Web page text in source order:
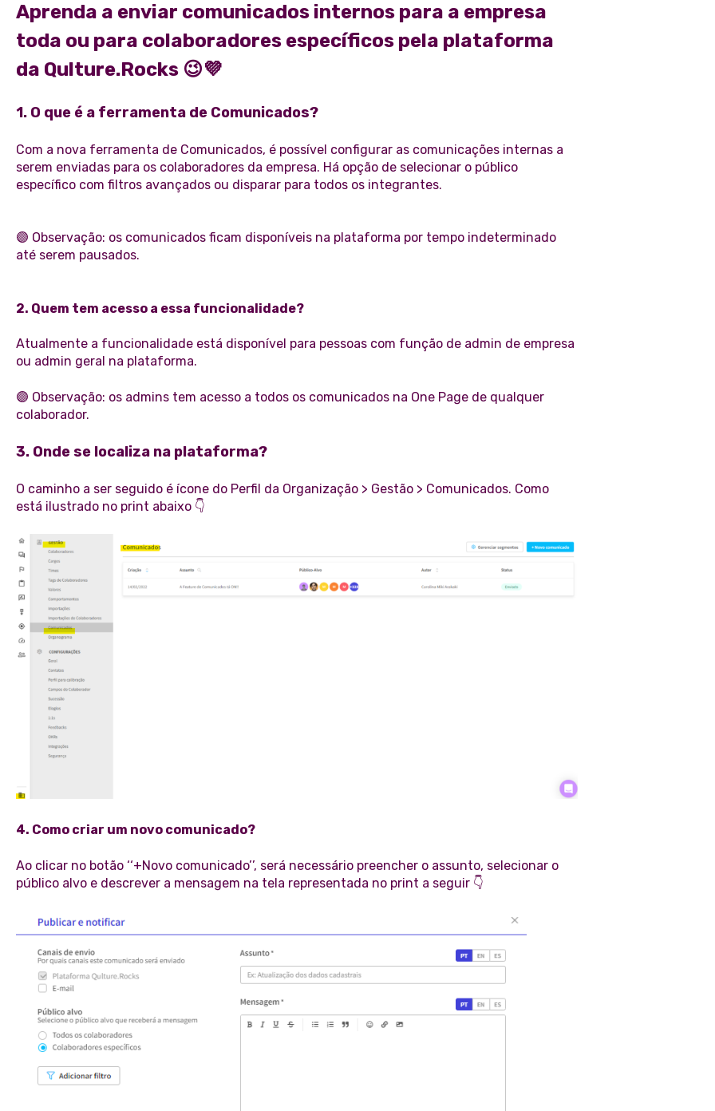
Aprenda a enviar comunicados internos para a empresa
toda ou para colaboradores específicos pela plataforma
da Qulture.Rocks 😉💜
1. O que é a ferramenta de Comunicados?
Com a nova ferramenta de Comunicados, é possível configurar as comunicações internas a
serem enviadas para os colaboradores da empresa. Há opção de selecionar o público
específico com filtros avançados ou disparar para todos os integrantes.
🟣 Observação: os comunicados ficam disponíveis na plataforma por tempo indeterminado
até serem pausados.
2. Quem tem acesso a essa funcionalidade?
Atualmente a funcionalidade está disponível para pessoas com função de admin de empresa
ou admin geral na plataforma.
🟣 Observação: os admins tem acesso a todos os comunicados na One Page de qualquer
colaborador.
3. Onde se localiza na plataforma?
O caminho a ser seguido é ícone do Perfil da Organização > Gestão > Comunicados. Como
está ilustrado no print abaixo 👇
4. Como criar um novo comunicado?
Ao clicar no botão ‘‘+Novo comunicado’’, será necessário preencher o assunto, selecionar o
público alvo e descrever a mensagem na tela representada no print a seguir 👇